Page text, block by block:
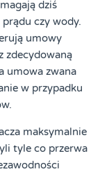
dziś
czy wody.
umowy
zdecydowaną
umowa zwana
w przypadku
maksymalnie
tyle co przerwa